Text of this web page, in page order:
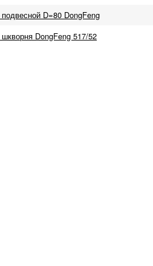
D=80 DongFeng
DongFeng 517/52